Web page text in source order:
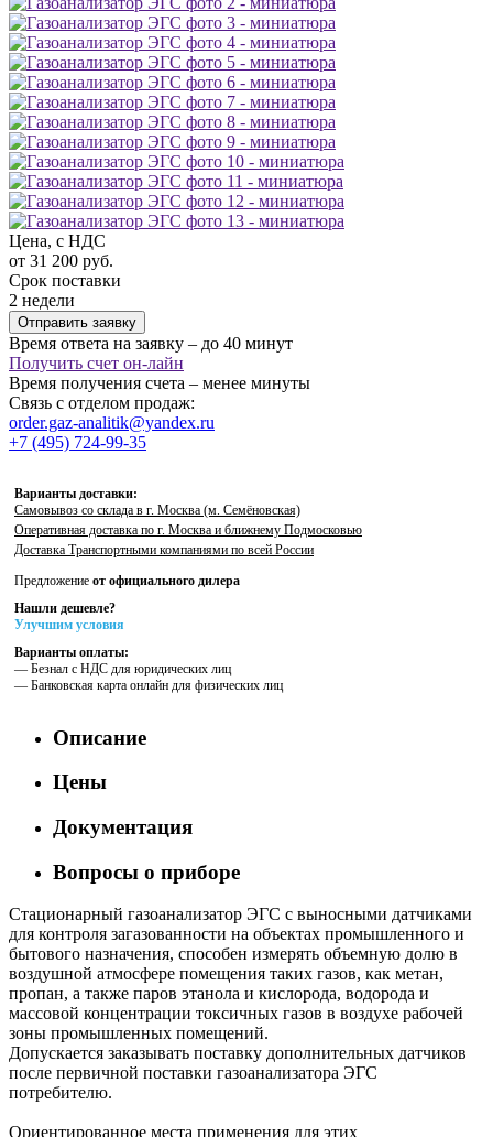
Цена, с НДС
от 31 200 руб.
Срок поставки
2 недели
Отправить заявку
Время ответа на заявку – до 40 минут
Получить счет он-лайн
Время получения счета – менее минуты
Связь с отделом продаж:
order.gaz-analitik@yandex.ru
+7 (495) 724-99-35
Варианты доставки:
Самовывоз со склада в г. Москва (м. Семёновская)
Оперативная доставка по г. Москва и ближнему Подмосковью
Доставка Транспортными компаниями по всей России
Предложение от официального дилера
Нашли дешевле?
Улучшим условия
Варианты оплаты:
— Безнал с НДС для юридических лиц
— Банковская карта онлайн для физических лиц
Описание
Цены
Документация
Вопросы о приборе
Стационарный газоанализатор ЭГС с выносными датчиками
для контроля загазованности на объектах промышленного и
бытового назначения, способен измерять объемную долю в
воздушной атмосфере помещения таких газов, как метан,
пропан, а также паров этанола и кислорода, водорода и
массовой концентрации токсичных газов в воздухе рабочей
зоны промышленных помещений.
Допускается заказывать поставку дополнительных датчиков
после первичной поставки газоанализатора ЭГС
потребителю.
Ориентированное места применения для этих